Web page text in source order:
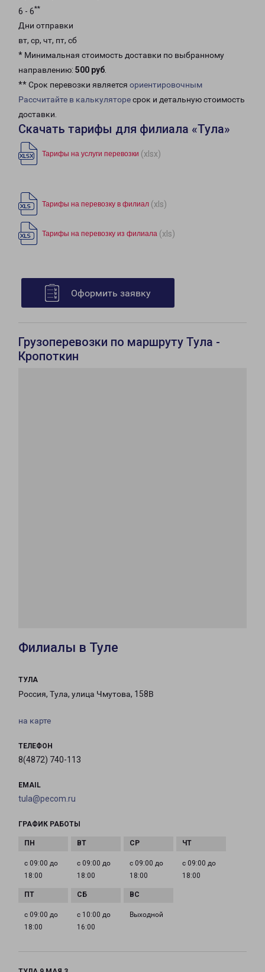
6 - 6**
Дни отправки
вт, ср, чт, пт, сб
* Минимальная стоимость доставки по выбранному
направлению: 500 руб.
** Срок перевозки является ориентировочным
Рассчитайте в калькуляторесрок и детальную стоимость
доставки.
Скачать тарифы для филиала «Тула»
Тарифы на услуги перевозки (xlsx)
Тарифы на перевозку в филиал (xls)
Тарифы на перевозку из филиала (xls)
Оформить заявку
Грузоперевозки по маршруту Тула -
Кропоткин
Филиалы в Туле
ТУЛА
Россия, Тула, улица Чмутова, 158В
на карте
ТЕЛЕФОН
8(4872) 740-113
EMAIL
tula@pecom.ru
ГРАФИК РАБОТЫ
с 09:00 до
18:00
с 09:00 до
18:00
с 09:00 до
18:00
с 09:00 до
18:00
с 09:00 до
18:00
с 10:00 до
16:00
Выходной